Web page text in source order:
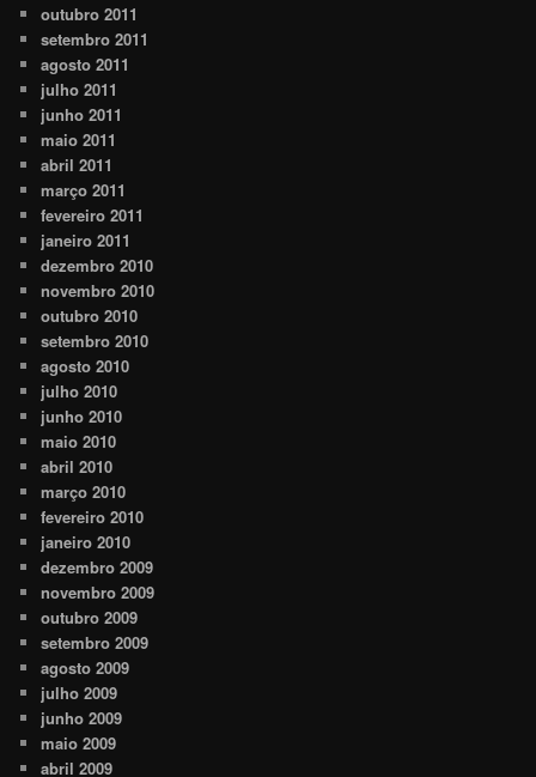
outubro 2011
setembro 2011
agosto 2011
julho 2011
junho 2011
maio 2011
abril 2011
março 2011
fevereiro 2011
janeiro 2011
dezembro 2010
novembro 2010
outubro 2010
setembro 2010
agosto 2010
julho 2010
junho 2010
maio 2010
abril 2010
março 2010
fevereiro 2010
janeiro 2010
dezembro 2009
novembro 2009
outubro 2009
setembro 2009
agosto 2009
julho 2009
junho 2009
maio 2009
abril 2009